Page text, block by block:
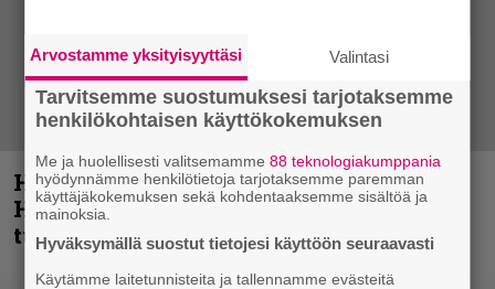
Helloween- ja Gamma Ray -mies Kai
Hansen julkaisi uuden maistiaisen
tulevalta soololevyltä
Arvostamme yksityisyyttäsi Valintasi
Tarvitsemme suostumuksesi tarjotaksemme
henkilökohtaisen käyttökokemuksen
Me ja huolellisesti valitsemamme88 teknologiakumppania
hyödynnämme henkilötietoja tarjotaksemme paremman
käyttäjäkokemuksen sekä kohdentaaksemme sisältöä ja
mainoksia.
Hyväksymällä suostut tietojesi käyttöön seuraavasti
Käytämme laitetunnisteita ja tallennamme evästeitä